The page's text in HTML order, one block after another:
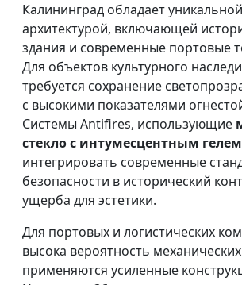
Калининград обладает уникальной
архитектурой, включающей
здания и современные портовые
Для объектов культурного
требуется сохранение
с высокими показателями
Системы Antifires, использующие
стекло с интумесцентным гелем
интегрировать современные
безопасности в исторический
ущерба для эстетики.
Для портовых и логистических
высока вероятность
применяются усиленные